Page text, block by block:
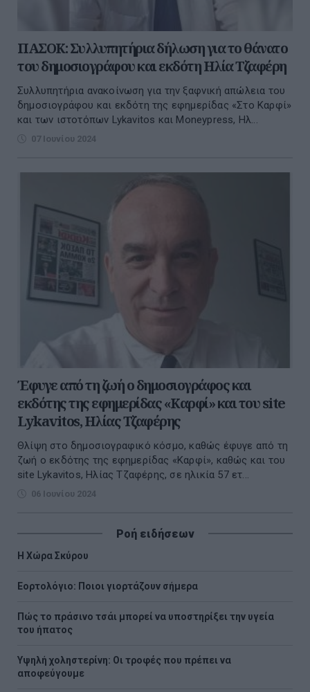
ΠΑΣΟΚ: Συλλυπητήρια δήλωση για το θάνατο
του δημοσιογράφου και εκδότη Ηλία Τζαφέρη
Συλλυπητήρια ανακοίνωση για την ξαφνική απώλεια του
δημοσιογράφου και εκδότη της εφημερίδας «Στο Καρφί»
και των ιστοτόπων Lykavitos και Moneypress, Ηλ...
07 Ιουνίου 2024
Έφυγε από τη ζωή ο δημοσιογράφος και
εκδότης της εφημερίδας «Καρφί» και του site
Lykavitos, Ηλίας Τζαφέρης
Θλίψη στο δημοσιογραφικό κόσμο, καθώς έφυγε από τη
ζωή ο εκδότης της εφημερίδας «Καρφί», καθώς και του
site Lykavitos, Ηλίας Τζαφέρης, σε ηλικία 57 ετ...
06 Ιουνίου 2024
Ροή ειδήσεων
Η Χώρα Σκύρου
Εορτολόγιο: Ποιοι γιορτάζουν σήμερα
Πώς το πράσινο τσάι μπορεί να υποστηρίξει την υγεία
του ήπατος
Υψηλή χοληστερίνη: Οι τροφές που πρέπει να
αποφεύγουμε